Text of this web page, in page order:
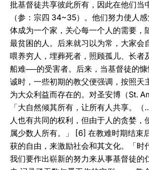
批基督徒共享彼此所有，因此在他们当
（参：宗四 34~35）。他们努力使人
体成为一个家，关心每一个人的需要，
最贫困的人。后来就习以为常，大家会
喂养穷人，埋葬死者，照顾孤儿、长者
船难──的受害者。后来，当基督徒的
诚时，一些初期的教父便强调，按照天
为大众利益而存在的。对圣安博（St.
「大自然倾其所有，让所有人共享。
人也有共同的权利，但由于人的贪婪，
属少数人所有。」 [6] 在教难时期结束
获的自由，来激励社会和其文化。「时
我们要作出崭新的努力来从事基督徒的